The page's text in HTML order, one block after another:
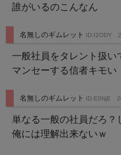
誰がいるのこんなん
名無しのギムレット ID:I2ODY
一般社員をタレント扱い
マンセーする信者キモい
名無しのギムレット ID:E0NjE
単なる一般の社員だろ？
俺には理解出来ないｗ